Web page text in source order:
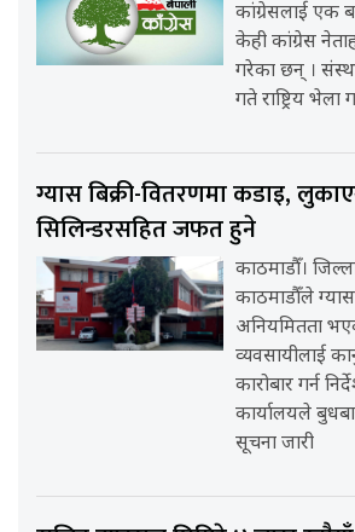
कांग्रेसलाई एक
केही कांग्रेस
गरेका छन् ।
गते राष्ट्रिय भेला
ग्यास बिक्री-वितरणमा कडाइ,
सिलिन्डरसहित जफत हुने
काठमाडौँ।
काठमाडौँले
अनियमितता
व्यवसायीलाई
कारोबार गर्न
कार्यालयले
सूचना जारी